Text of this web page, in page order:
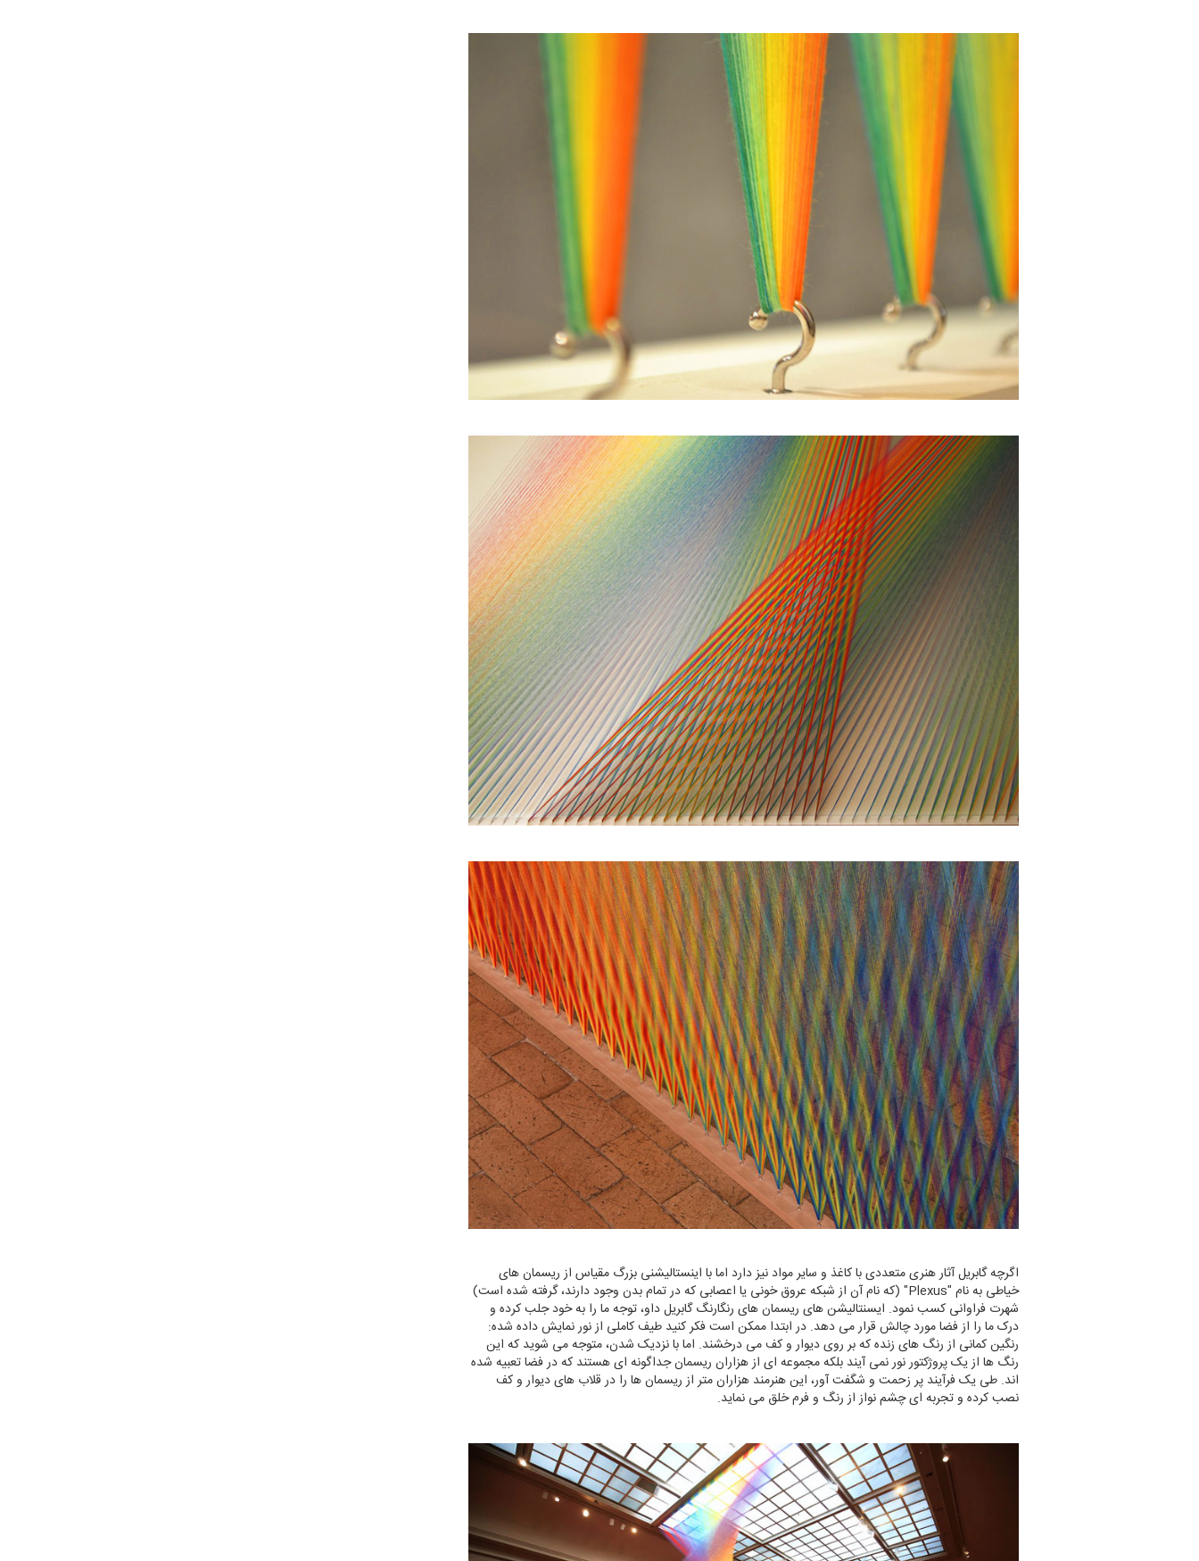
اگرچه گابریل آثار هنری متعددی با کاغذ و سایر مواد نیز دارد اما با اینستالیشنی بزرگ مقیاس از ریسمان های
خیاطی به نام "Plexus" (که نام آن از شبکه عروق خونی یا اعصابی که در تمام بدن وجود دارند، گرفته شده است)
شهرت فراوانی کسب نمود. ایسنتالیشن های ریسمان های رنگارنگ گابریل داو، توجه ما را به خود جلب کرده و
درک ما را از فضا مورد چالش قرار می دهد. در ابتدا ممکن است فکر کنید طیف کاملی از نور نمایش داده شده:
رنگین کمانی از رنگ های زنده که بر روی دیوار و کف می درخشند. اما با نزدیک شدن، متوجه می شوید که این
رنگ ها از یک پروژکتور نور نمی آیند بلکه مجموعه ای از هزاران ریسمان جداگونه ای هستند که در فضا تعبیه شده
اند. طی یک فرآیند پر زحمت و شگفت آور، این هنرمند هزاران متر از ریسمان ها را در قلاب های دیوار و کف
نصب کرده و تجربه ای چشم نواز از رنگ و فرم خلق می نماید.